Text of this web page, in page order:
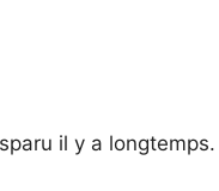
il y a